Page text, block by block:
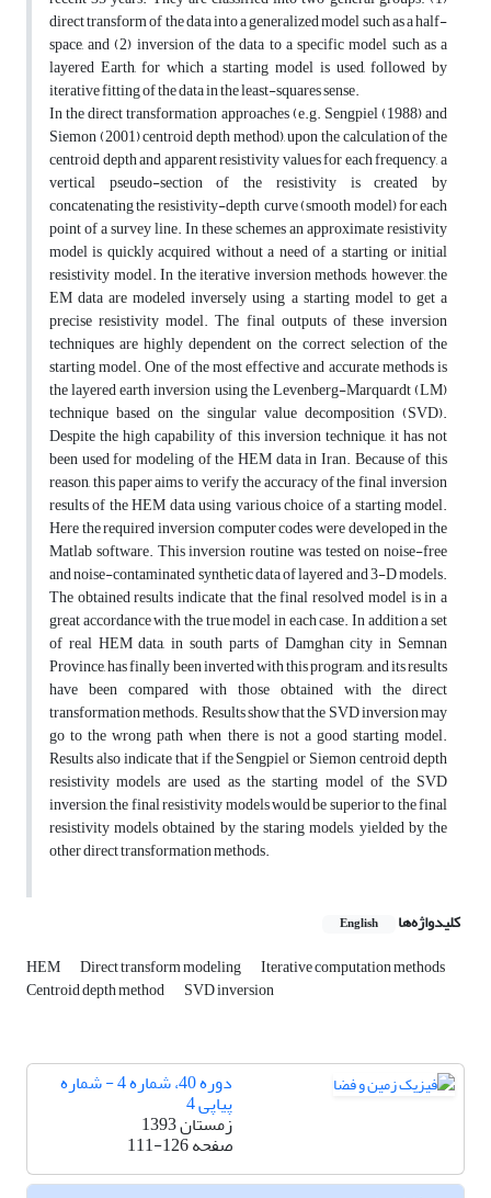
direct transform of the data into a generalized model such as a half-
space, and (2) inversion of the data to a specific model such as a
layered Earth, for which a starting model is used, followed by
iterative fitting of the data in the least-squares sense.
In the direct transformation approaches (e.g. Sengpiel (1988) and
Siemon (2001) centroid depth method), upon the calculation of the
centroid depth and apparent resistivity values for each frequency, a
vertical pseudo-section of the resistivity is created by
concatenating the resistivity-depth curve (smooth model) for each
point of a survey line. In these schemes an approximate resistivity
model is quickly acquired without a need of a starting or initial
resistivity model. In the iterative inversion methods, however, the
EM data are modeled inversely using a starting model to get a
precise resistivity model. The final outputs of these inversion
techniques are highly dependent on the correct selection of the
starting model. One of the most effective and accurate methods is
the layered earth inversion using the Levenberg-Marquardt (LM)
technique based on the singular value decomposition (SVD).
Despite the high capability of this inversion technique, it has not
been used for modeling of the HEM data in Iran. Because of this
reason, this paper aims to verify the accuracy of the final inversion
results of the HEM data using various choice of a starting model.
Here the required inversion computer codes were developed in the
Matlab software. This inversion routine was tested on noise-free
and noise-contaminated synthetic data of layered and 3-D models.
The obtained results indicate that the final resolved model is in a
great accordance with the true model in each case. In addition a set
of real HEM data, in south parts of Damghan city in Semnan
Province, has finally been inverted with this program, and its results
have been compared with those obtained with the direct
transformation methods. Results show that the SVD inversion may
go to the wrong path when there is not a good starting model.
Results also indicate that if the Sengpiel or Siemon centroid depth
resistivity models are used as the starting model of the SVD
inversion, the final resistivity models would be superior to the final
resistivity models obtained by the staring models, yielded by the
other direct transformation methods.
کلیدواژه‌ها English
HEM Direct transform modeling Iterative computation methods
Centroid depth method SVD inversion
دوره 40، شماره 4 - شماره
پیاپی 4
زمستان 1393
صفحه111-126